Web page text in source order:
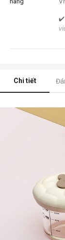
✔️
Chi tiết